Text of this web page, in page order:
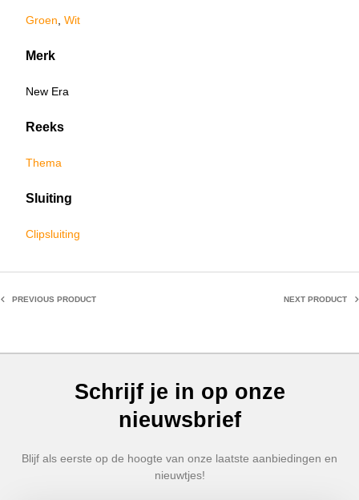
Groen Wit
Merk
New Era
Reeks
Thema
Sluiting
Clipsluiting
PREVIOUS PRODUCT NEXT PRODUCT
Schrijf je in op onze
nieuwsbrief
Blijf als eerste op de hoogte van onze laatste aanbiedingen en
nieuwtjes!